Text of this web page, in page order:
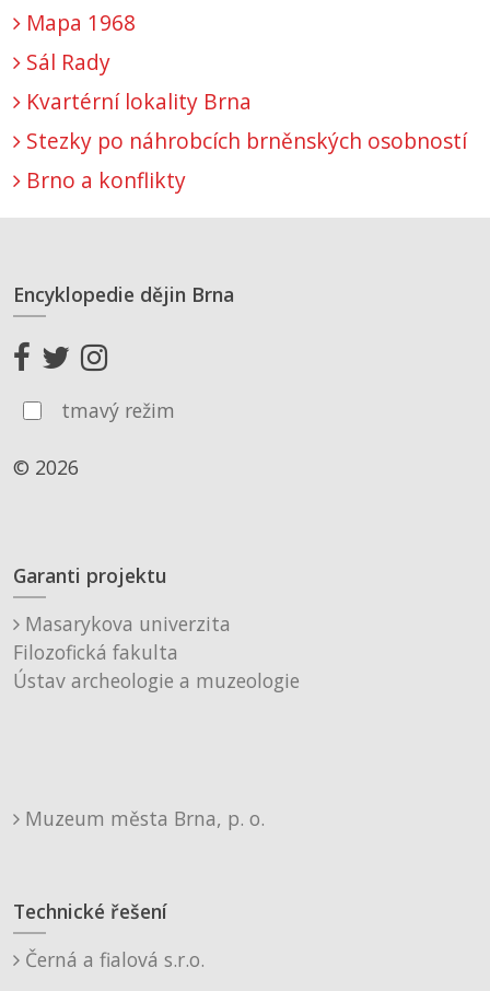
Mapa 1968
Sál Rady
Kvartérní lokality Brna
Stezky po náhrobcích brněnských osobností
Brno a konflikty
Encyklopedie dějin Brna
tmavý režim
© 2026
Garanti projektu
Masarykova univerzita
Filozofická fakulta
Ústav archeologie a muzeologie
Muzeum města Brna, p. o.
Technické řešení
Černá a fialová s.r.o.